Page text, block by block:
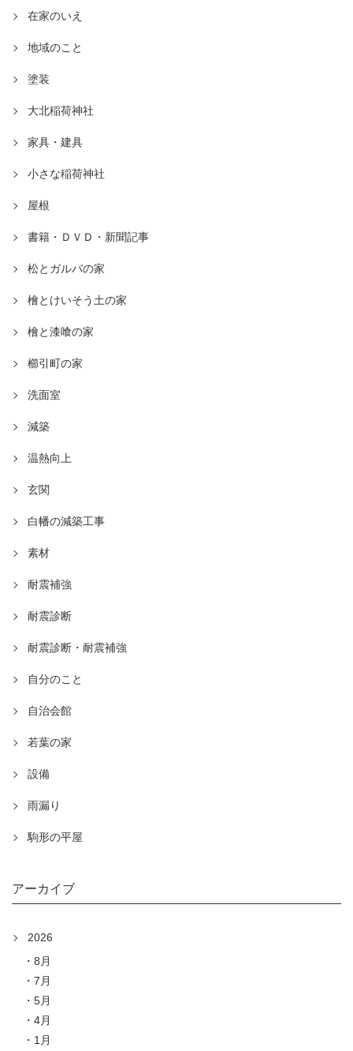
在家のいえ
地域のこと
塗装
大北稲荷神社
家具・建具
小さな稲荷神社
屋根
書籍・ＤＶＤ・新聞記事
松とガルバの家
檜とけいそう土の家
檜と漆喰の家
櫛引町の家
洗面室
減築
温熱向上
玄関
白幡の減築工事
素材
耐震補強
耐震診断
耐震診断・耐震補強
自分のこと
自治会館
若葉の家
設備
雨漏り
駒形の平屋
アーカイブ
2026
8月
7月
5月
4月
1月